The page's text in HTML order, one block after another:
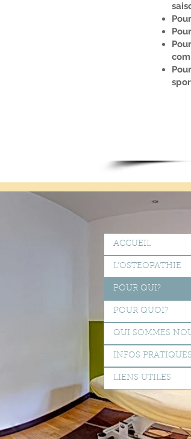
Ostéopathe paris 14|ostéo do paris, ostéo
ACCUEIL
L'OSTEOPATHIE
POUR QUI?
POUR QUOI?
QUI SOMMES
INFOS PRATIQUES
LIENS UTILES